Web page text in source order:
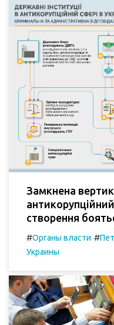
Замкнена
створення
#Органы власти #
Украины